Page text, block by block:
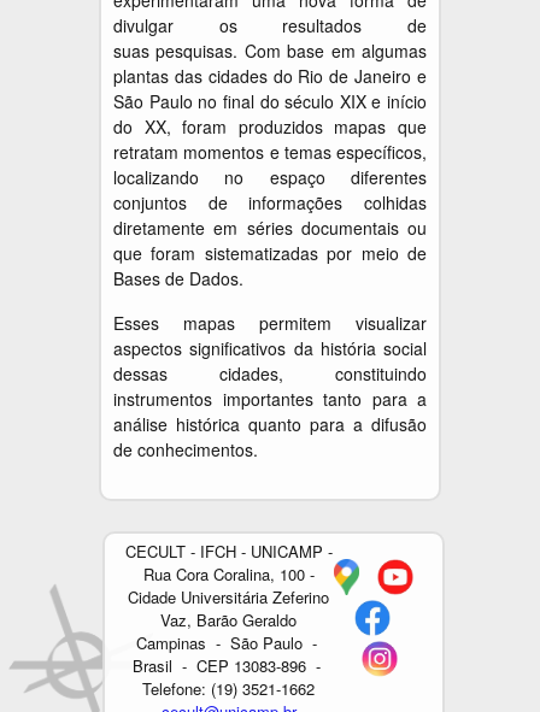
divulgar os resultados de
suas pesquisas. Com base em algumas
plantas das cidades do Rio de Janeiro e
São Paulo no final do século XIX e início
do XX, foram produzidos mapas que
retratam momentos e temas específicos,
localizando no espaço diferentes
conjuntos de informações colhidas
diretamente em séries documentais ou
que foram sistematizadas por meio de
Bases de Dados.
Esses mapas permitem visualizar
aspectos significativos da história social
dessas cidades, constituindo
instrumentos importantes tanto para a
análise histórica quanto para a difusão
de conhecimentos.
CECULT - IFCH - UNICAMP -
Rua Cora Coralina, 100 -
Cidade Universitária Zeferino
Vaz, Barão Geraldo
Campinas - São Paulo -
Brasil - CEP 13083-896 -
Telefone: (19) 3521-1662